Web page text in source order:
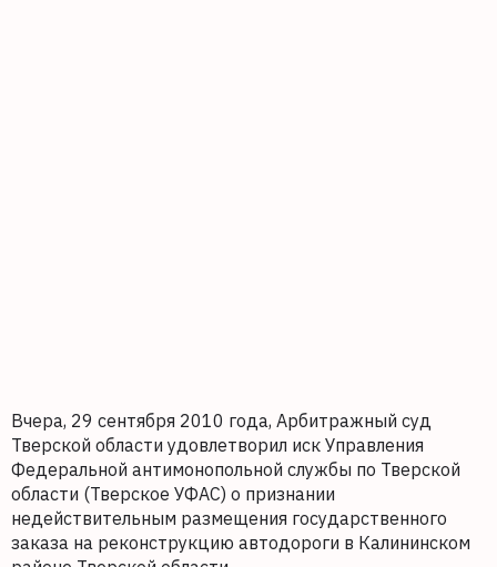
Вчера, 29 сентября 2010 года, Арбитражный суд
Тверской области удовлетворил иск Управления
Федеральной антимонопольной службы по Тверской
области (Тверское УФАС) о признании
недействительным размещения государственного
заказа на реконструкцию автодороги в Калининском